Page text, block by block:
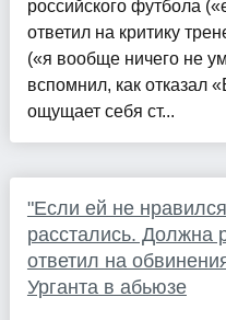
российского футбола
ответил на критику
(«я вообще ничего не
вспомнил, как отказал
ощущает себя ст...
"Если ей не
расстались. Должна
ответил на
Урганта в абьюзе